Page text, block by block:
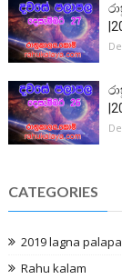
CATEGORIES
2019 lagna
Rahu kalam